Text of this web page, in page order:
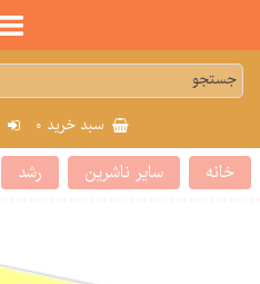
سبد خرید 0
خانه سایر ناشرین رشد